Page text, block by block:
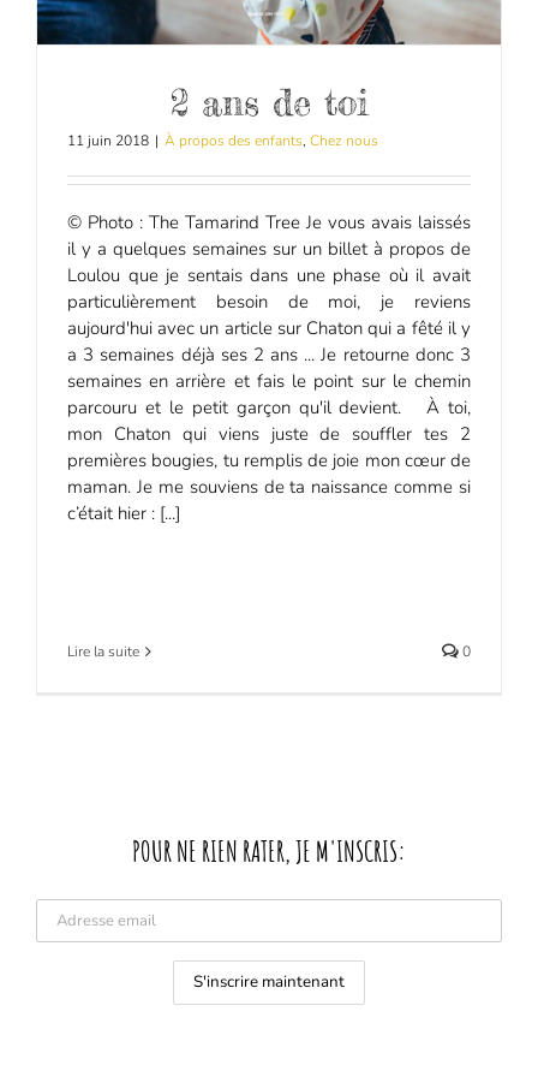
2 ans de toi
11 juin 2018 | À propos des enfants, Chez nous
© Photo : The Tamarind Tree Je vous avais laissés
il y a quelques semaines sur un billet à propos de
Loulou que je sentais dans une phase où il avait
particulièrement besoin de moi, je reviens
aujourd'hui avec un article sur Chaton qui a fêté il y
a 3 semaines déjà ses 2 ans ... Je retourne donc 3
semaines en arrière et fais le point sur le chemin
parcouru et le petit garçon qu'il devient. À toi,
mon Chaton qui viens juste de souffler tes 2
premières bougies, tu remplis de joie mon cœur de
maman. Je me souviens de ta naissance comme si
c’était hier : [...]
Lire la suite 0
POUR NE RIEN RATER, JE M'INSCRIS: